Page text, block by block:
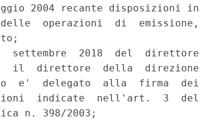
2004 recante disposizioni in
operazioni  di  emissione,
settembre  2018  del  direttore
il  direttore  della  direzione
e'  delegato  alla  firma  dei
indicate  nell'art.  3  del
n. 398/2003;